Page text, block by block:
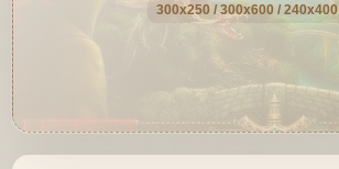
300x250 / 300x600 / 240x400